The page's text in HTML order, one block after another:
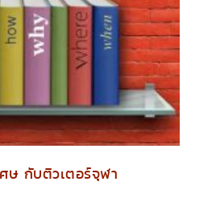
ษ กับติวเตอร์จุฬา